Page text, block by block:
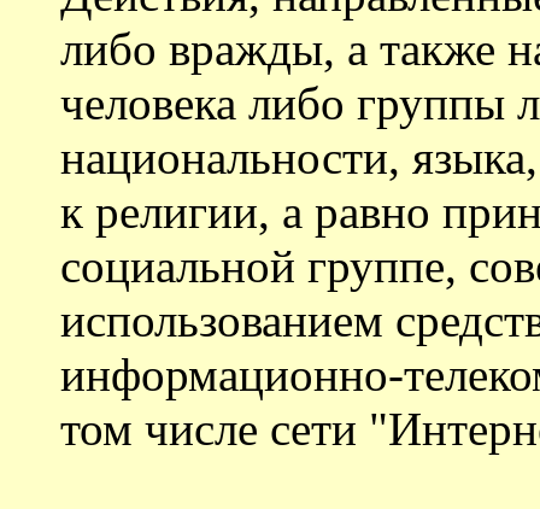
либо вражды, а также
человека либо группы
национальности,
к религии, а равно
социальной группе,
использованием
информационно-
том числе сети